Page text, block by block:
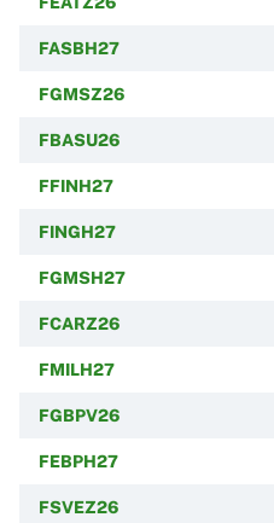
FASBH27
FGMSZ26
FBASU26
FFINH27
FINGH27
FGMSH27
FCARZ26
FMILH27
FGBPV26
FEBPH27
FSVEZ26